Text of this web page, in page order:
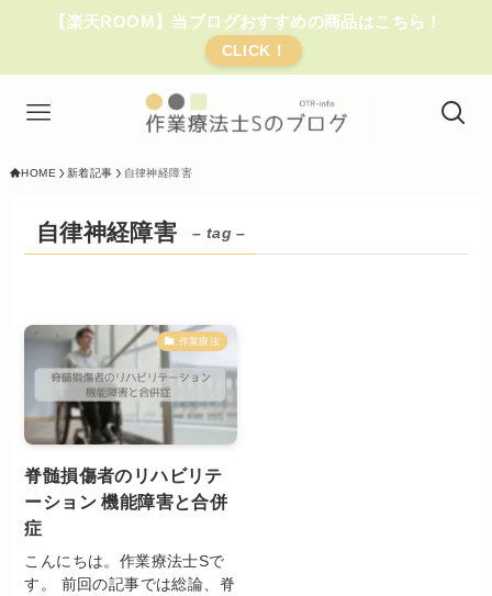
【楽天ROOM】当ブログおすすめの商品はこちら！
CLICK！
HOME 新着記事 自律神経障害
自律神経障害 – tag –
作業療法
脊髄損傷者のリハビリテ
ーション 機能障害と合併
症
こんにちは。作業療法士Sで
す。 前回の記事では総論、脊